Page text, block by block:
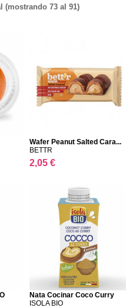
(mostrando 73 al 91)
Wafer Peanut Salted Cara...
BETTR
2,05 €
Nata Cocinar Coco Curry
ISOLA BIO